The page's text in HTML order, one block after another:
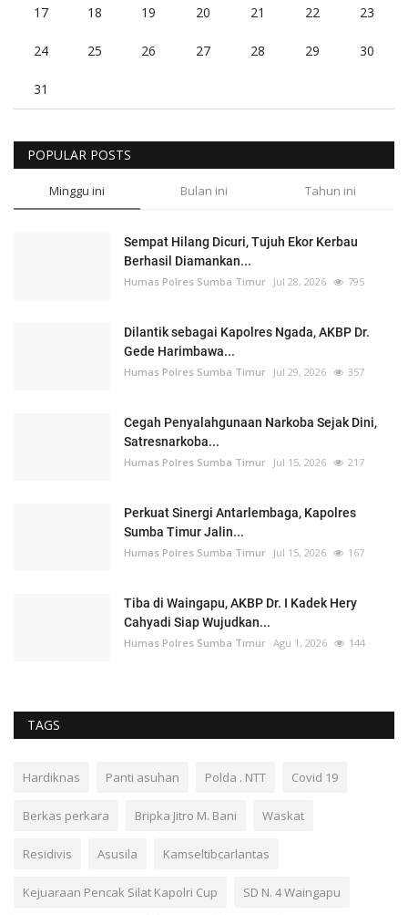
17 18 19 20 21 22 23
24 25 26 27 28 29 30
31
POPULAR POSTS
Minggu ini Bulan ini Tahun ini
Sempat Hilang Dicuri, Tujuh Ekor Kerbau
Berhasil Diamankan...
Humas Polres Sumba Timur Jul 28, 2026 795
Dilantik sebagai Kapolres Ngada, AKBP Dr.
Gede Harimbawa...
Humas Polres Sumba Timur Jul 29, 2026 357
Cegah Penyalahgunaan Narkoba Sejak Dini,
Satresnarkoba...
Humas Polres Sumba Timur Jul 15, 2026 217
Perkuat Sinergi Antarlembaga, Kapolres
Sumba Timur Jalin...
Humas Polres Sumba Timur Jul 15, 2026 167
Tiba di Waingapu, AKBP Dr. I Kadek Hery
Cahyadi Siap Wujudkan...
Humas Polres Sumba Timur Agu 1, 2026 144
TAGS
Hardiknas Panti asuhan Polda . NTT Covid 19
Berkas perkara Bripka Jitro M. Bani Waskat
Residivis Asusila Kamseltibcarlantas
Kejuaraan Pencak Silat Kapolri Cup SD N. 4 Waingapu